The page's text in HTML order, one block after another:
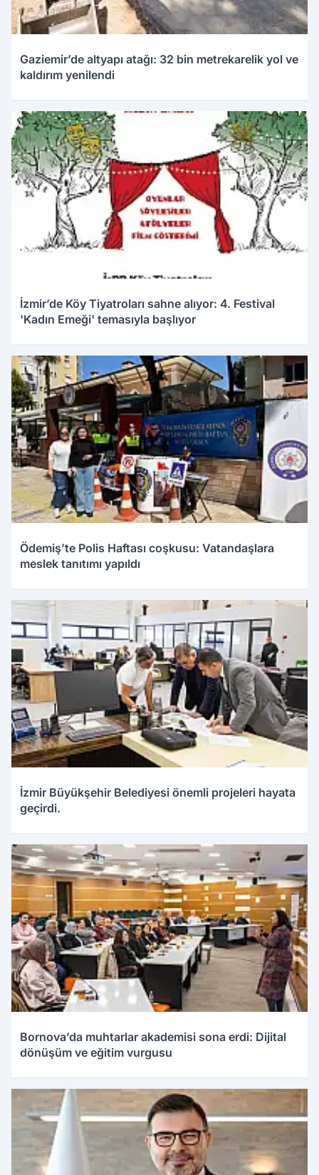
Gaziemir’de altyapı atağı: 32 bin metrekarelik yol ve
kaldırım yenilendi
İzmir’de Köy Tiyatroları sahne alıyor: 4. Festival
'Kadın Emeği' temasıyla başlıyor
Ödemiş’te Polis Haftası coşkusu: Vatandaşlara
meslek tanıtımı yapıldı
İzmir Büyükşehir Belediyesi önemli projeleri hayata
geçirdi.
Bornova’da muhtarlar akademisi sona erdi: Dijital
dönüşüm ve eğitim vurgusu